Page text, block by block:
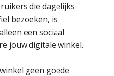
die dagelijks
bezoeken, is
een sociaal
jouw digitale winkel.
geen goede